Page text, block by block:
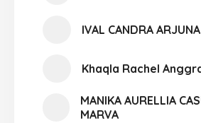
IVAL CANDRA ARJUNA
Khaqla Rachel
MANIKA AURELLIA
MARVA